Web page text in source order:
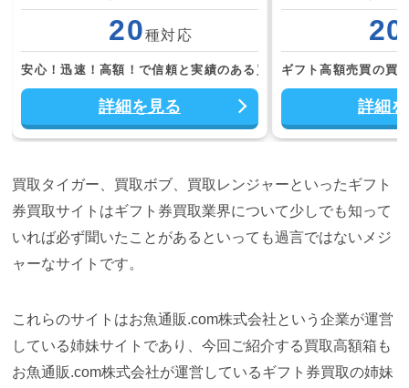
20種対応
安心！迅速！高額！で信頼と実績のある買取！
詳細を見る
20
ギフト高額売買の買
詳細
買取タイガー、買取ボブ、買取レンジャーといったギフト
券買取サイトはギフト券買取業界について少しでも知って
いれば必ず聞いたことがあるといっても過言ではないメジ
ャーなサイトです。
これらのサイトはお魚通販.com株式会社という企業が運営
している姉妹サイトであり、今回ご紹介する買取高額箱も
お魚通販.com株式会社が運営しているギフト券買取の姉妹